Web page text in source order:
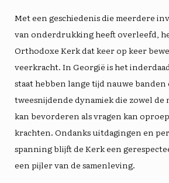
Met een geschiedenis die meerdere
van onderdrukking heeft overleefd,
Orthodoxe Kerk dat keer op keer
veerkracht. In Georgië is het
staathebben lange tijd nauwe
tweesnijdende dynamiek die zowel de
kan bevorderen als vragen kan
krachten. Ondanks uitdagingen en
spanning blijft de Kerk een
een pijler van de samenleving.